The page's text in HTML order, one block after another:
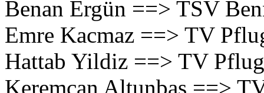
Benan Ergün ==> TSV
Emre Kacmaz ==> TV
Hattab Yildiz ==> TV
Keremcan Altunbas ==>